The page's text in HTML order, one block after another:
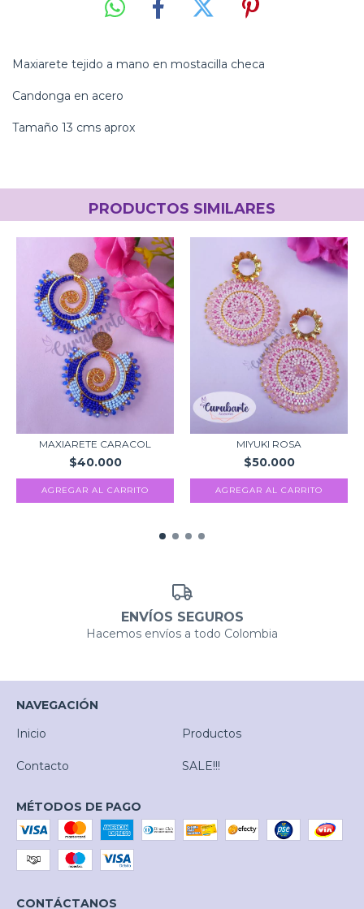
Maxiarete tejido a mano en mostacilla checa
Candonga en acero
Tamaño 13 cms aprox
PRODUCTOS SIMILARES
MAXIARETE CARACOL
$40.000
AGREGAR AL CARRITO
MIYUKI ROSA
$50.000
AGREGAR AL CARRITO
ENVÍOS SEGUROS
Hacemos envíos a todo Colombia
NAVEGACIÓN
Inicio
Productos
Contacto SALE!!!
MÉTODOS DE PAGO
CONTÁCTANOS